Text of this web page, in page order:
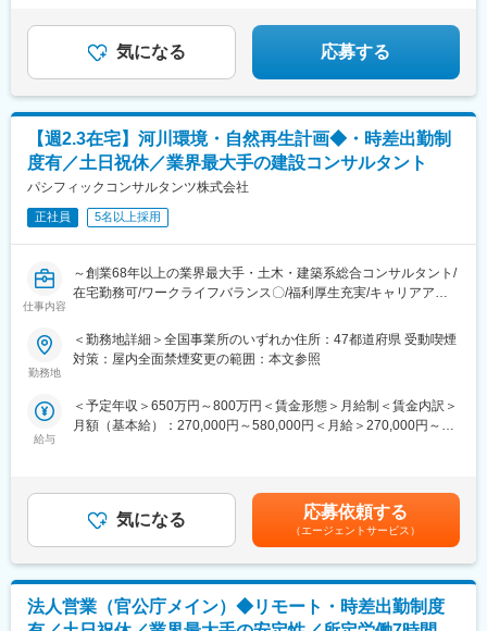
部長（最年少28歳で部長就任事例有）やグループ会社役員・社長
（最年少34歳で代表就任事例有）を目指すことができます。
※チーフ最高実績年収：1000万円以上／チーフ以上平均年収：700
万円以上
（平均年齢：32歳）
変更の範囲：会社の定める業務
気になる 応募する
【週2.3在宅】河川環境・自然再生計画◆・時差出勤制
度有／土日祝休／業界最大手の建設コンサルタント
パシフィックコンサルタンツ株式会社
正社員 5名以上採用
仕事内容
～創業68年以上の業界最大手・土木・建築系総合コンサルタント/
在宅勤務可/ワークライフバランス〇/福利厚生充実/キャリアアッ
■業務内容：
業界最大手・土木・建築系総合コンサルタントである当社にて、
す。
森林・里山・沿岸域（藻場等）の自然再生に係わる調査・分析・
計画策定・実装
グリーンインフラ等NbS計画策定・実装支援
ESGを背景とした企業の30 by 30貢献や自然系クレジットの創出
等支援
これらのガイドライン作成や生物多様性地域戦略策定等政策支援
生物多様性価値評価等に係る研究・技術開発
勤務地
＜勤務地詳細＞全国事業所のいずれか住所：47都道府県 受動喫煙
対策：屋内全面禁煙変更の範囲：本文参照
給与
＜予定年収＞650万円～800万円＜賃金形態＞月給制＜賃金内訳＞
月額（基本給）：270,000円～580,000円＜月給＞270,000円～
金額であり、選考を通じて上下する可能性があります。月給(月額)
は固定手当を含めた表記です。
気になる 応募依頼する
（エージェントサービス）
法人営業（官公庁メイン）◆リモート・時差出勤制度